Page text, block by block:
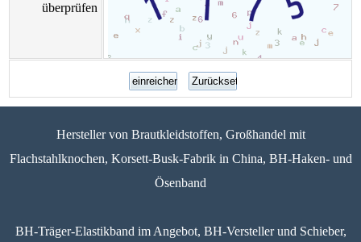
überprüfen
Hersteller von Brautkleidstoffen, Großhandel mit
Flachstahlknochen, Korsett-Busk-Fabrik in China, BH-Haken- und
Ösenband
BH-Träger-Elastikband im Angebot, BH-Versteller und Schieber,